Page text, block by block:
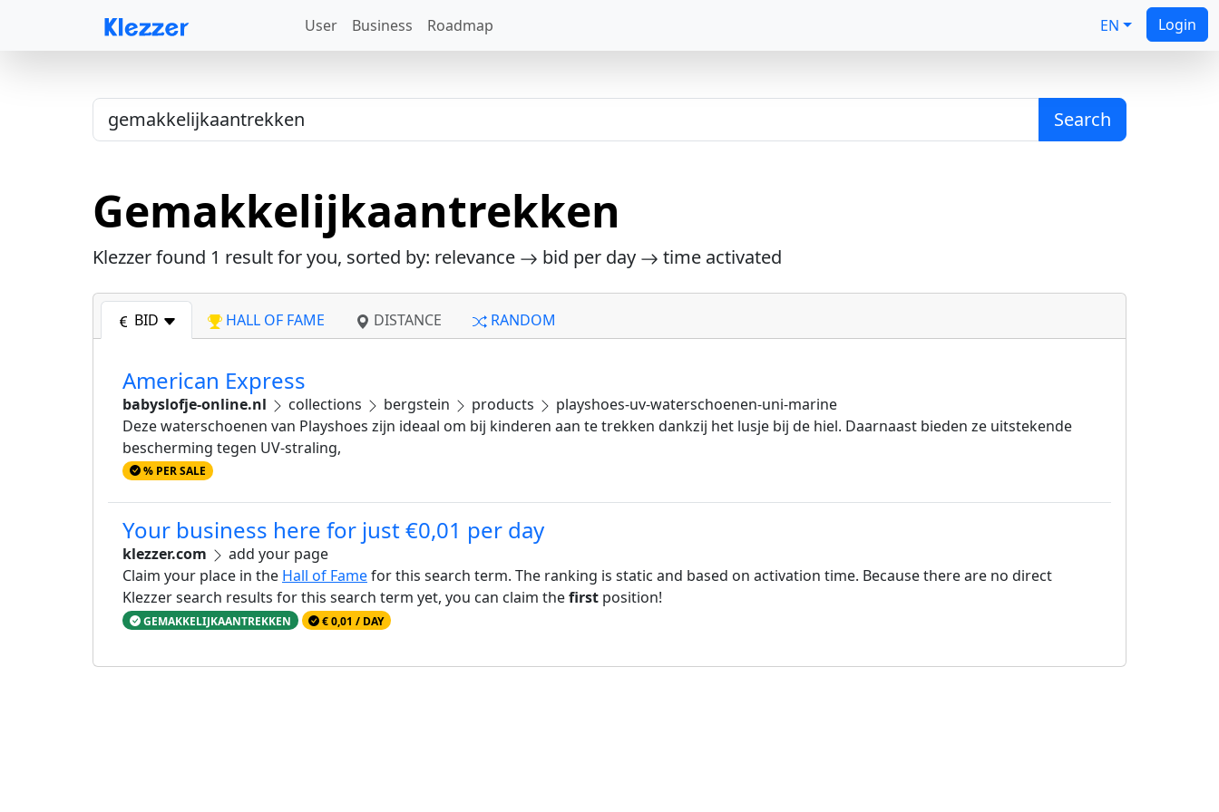
User Business Roadmap EN Login
Search
Gemakkelijkaantrekken
Klezzer found 1 result for you, sorted by: relevance bid per day time activated
BID HALL OF FAME DISTANCE RANDOM
American Express
babyslofje-online.nl collections bergstein products
playshoes-uv-waterschoenen-uni-marine
Deze waterschoenen van Playshoes zijn ideaal om bij kinderen aan te trekken dankzij het lusje bij de hiel. Daarnaast bieden ze uitstekende
bescherming tegen UV-straling,
% PER SALE
Your business here for just €0,01 per day
klezzer.com
add your page
Claim your place in the Hall of Famefor this search term. The ranking is static and based on activation time. Because there are no direct
Klezzer search results for this search term yet, you can claim thefirst position!
GEMAKKELIJKAANTREKKEN € 0,01 / DAY